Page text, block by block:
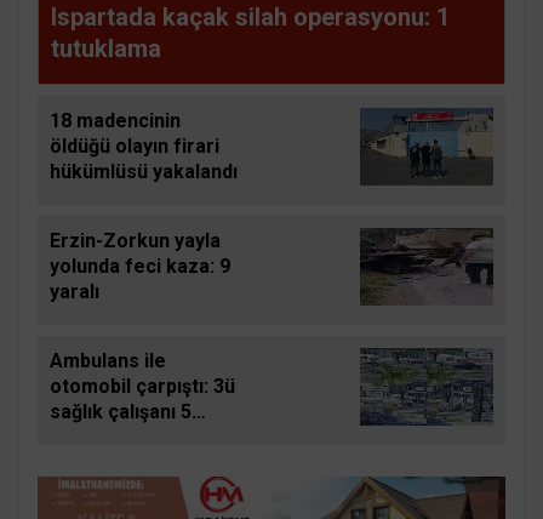
Ispartada kaçak silah operasyonu: 1
tutuklama
18 madencinin
öldüğü olayın firari
hükümlüsü yakalandı
Erzin-Zorkun yayla
yolunda feci kaza: 9
yaralı
Ambulans ile
otomobil çarpıştı: 3ü
sağlık çalışanı 5